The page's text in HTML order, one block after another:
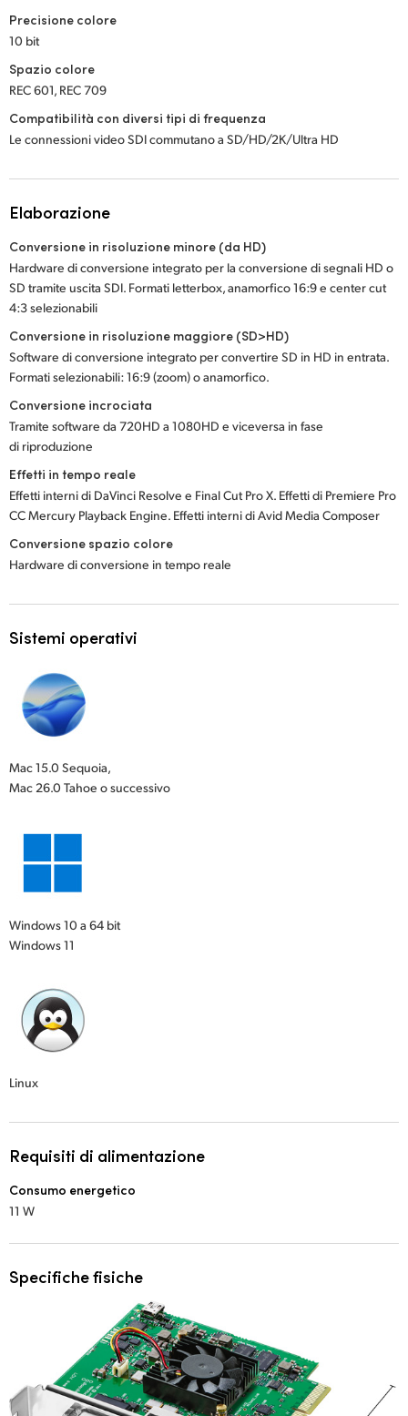
Precisione colore
10 bit
Spazio colore
REC 601, REC 709
Compatibilità con diversi tipi di frequenza
Le connessioni video SDI commutano a SD/HD/2K/Ultra HD
Elaborazione
Conversione in risoluzione minore (da HD)
Hardware di conversione integrato per la conversione di segnali HD o
SD tramite uscita SDI. Formati letterbox, anamorfico 16:9 e center cut
4:3 selezionabili
Conversione in risoluzione maggiore (SD>HD)
Software di conversione integrato per convertire SD in HD in entrata.
Formati selezionabili: 16:9 (zoom) o anamorfico.
Conversione incrociata
Tramite software da 720HD a 1080HD e viceversa in fase
di riproduzione
Effetti in tempo reale
Effetti interni di DaVinci Resolve e Final Cut Pro X. Effetti di Premiere Pro
CC Mercury Playback Engine. Effetti interni di Avid Media Composer
Conversione spazio colore
Hardware di conversione in tempo reale
Sistemi operativi
Mac 15.0 Sequoia,
Mac 26.0 Tahoe o successivo
Windows 10 a 64 bit
Windows 11
Linux
Requisiti di alimentazione
Consumo energetico
11 W
Specifiche fisiche